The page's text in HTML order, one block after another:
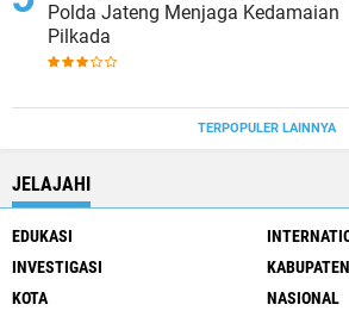
Polda Jateng Menjaga Kedamaian
Pilkada
TERPOPULER LAINNYA
JELAJAHI
EDUKASI
INVESTIGASI
KABUPATEN
KOTA
NASIONAL